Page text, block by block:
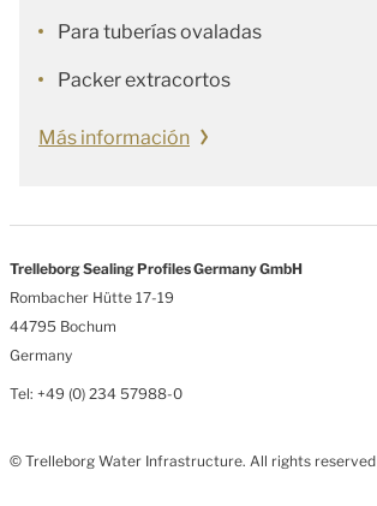
Para tuberías ovaladas
Packer extracortos
Más información
Trelleborg Sealing Profiles Germany GmbH
Rombacher Hütte 17-19
44795 Bochum
Germany
Tel: +49 (0) 234 57988-0
© Trelleborg Water Infrastructure. All rights reserved